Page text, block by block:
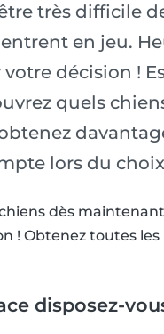
très difficile
en jeu.
décision !
quels
lors du
dès
! Obtenez toutes
disposez-